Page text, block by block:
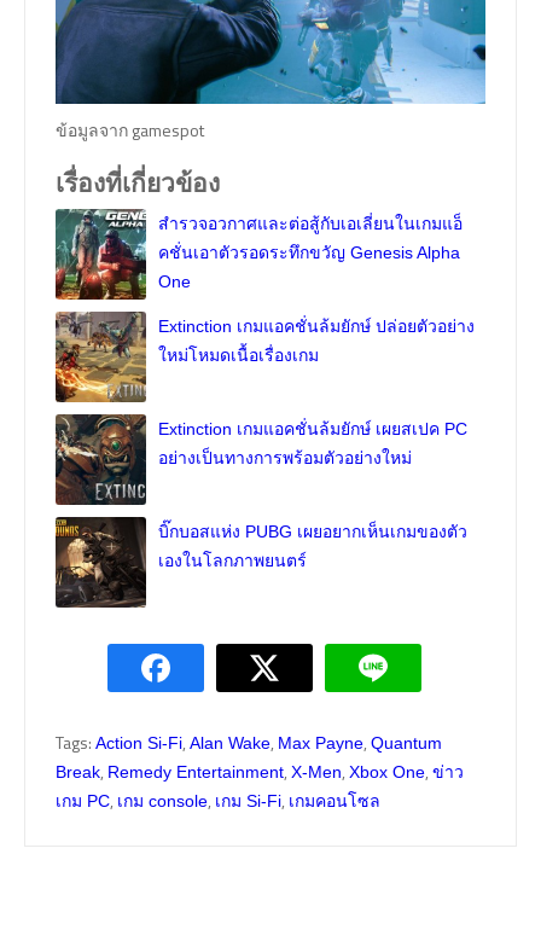
ข้อมูลจาก gamespot
เรื่องที่เกี่ยวข้อง
สำรวจอวกาศและต่อสู้กับเอเลี่ยนในเกมแอ็
คชั่นเอาตัวรอดระทึกขวัญ Genesis Alpha
One
Extinction เกมแอคชั่นล้มยักษ์ ปล่อยตัวอย่าง
ใหม่โหมดเนื้อเรื่องเกม
Extinction เกมแอคชั่นล้มยักษ์ เผยสเปค PC
อย่างเป็นทางการพร้อมตัวอย่างใหม่
บิ๊กบอสแห่ง PUBG เผยอยากเห็นเกมของตัว
เองในโลกภาพยนตร์
Tags: Action Si-Fi, Alan Wake, Max Payne, Quantum
Break, Remedy Entertainment, X-Men, Xbox One, ข่าว
เกม PC, เกม console, เกม Si-Fi, เกมคอนโซล